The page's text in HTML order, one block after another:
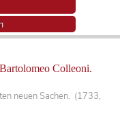
Colleoni.
neuen Sachen. (1733,